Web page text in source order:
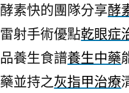
酵素快的團隊分享酵
雷射手術優點乾眼症
品養生食譜養生中藥
藥並持之灰指甲治療